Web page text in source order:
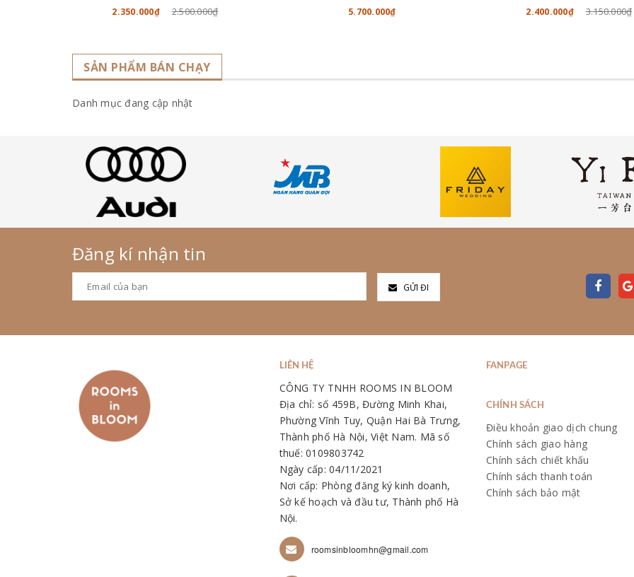
2.350.000₫ 2.500.000₫ 5.700.000₫ 2.400.000₫ 3.150.000₫
SẢN PHẨM BÁN CHẠY
Danh mục đang cập nhật
Đăng kí nhận tin
GỬI ĐI
LIÊN HỆ
CÔNG TY TNHH ROOMS IN BLOOM
Địa chỉ: số 459B, Đường Minh Khai,
Phường Vĩnh Tuy, Quận Hai Bà Trưng,
Thành phố Hà Nội, Việt Nam. Mã số
thuế: 0109803742
Ngày cấp: 04/11/2021
Nơi cấp: Phòng đăng ký kinh doanh,
Sở kế hoạch và đầu tư, Thành phố Hà
Nội.
roomsinbloomhn@gmail.com
FANPAGE
CHÍNH SÁCH
Điều khoản giao dịch chung
Chính sách giao hàng
Chính sách chiết khấu
Chính sách thanh toán
Chính sách bảo mật